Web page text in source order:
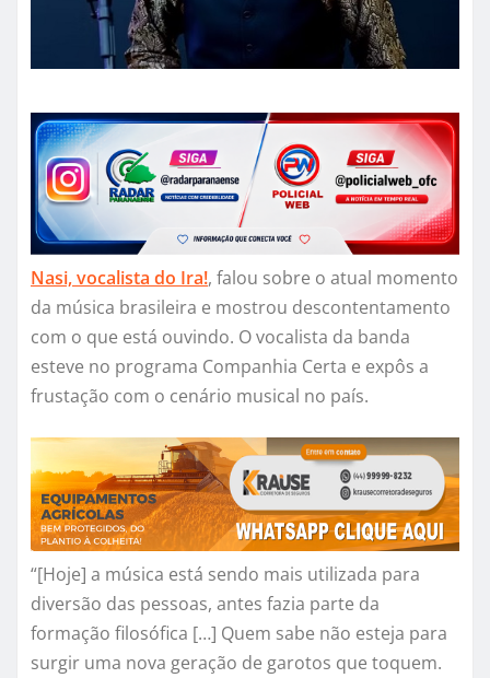
Nasi, vocalista do Ira!, falou sobre o atual momento
da música brasileira e mostrou descontentamento
com o que está ouvindo. O vocalista da banda
esteve no programa Companhia Certa e expôs a
frustação com o cenário musical no país.
“[Hoje] a música está sendo mais utilizada para
diversão das pessoas, antes fazia parte da
formação filosófica […] Quem sabe não esteja para
surgir uma nova geração de garotos que toquem.